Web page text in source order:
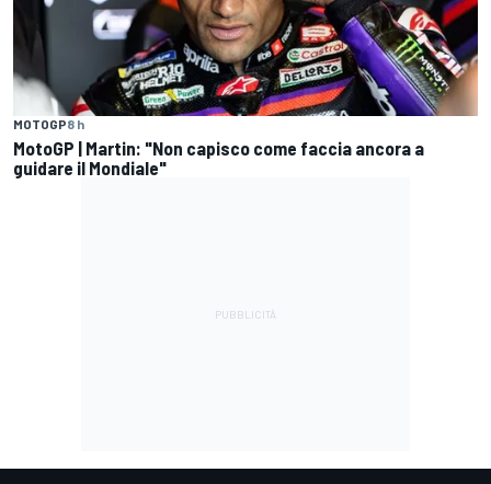
MOTOGP8 h
MotoGP | Martin: "Non capisco come faccia ancora a
guidare il Mondiale"